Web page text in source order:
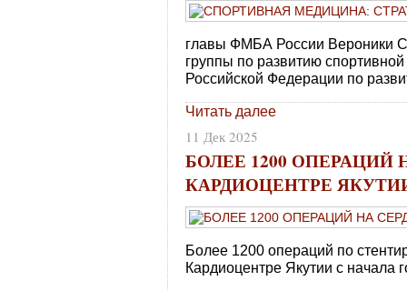
главы ФМБА России Вероники
группы по развитию
Российской Федерации по
Читать далее
11 Дек 2025
БОЛЕЕ 1200
КАРДИОЦЕНТРЕ
Более 1200 операций по
Кардиоцентре Якутии с начала